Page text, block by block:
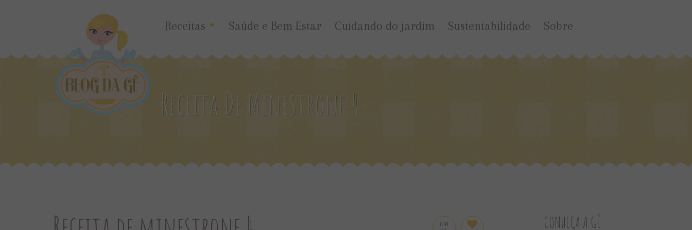
Receitas Saúde e Bem Estar Cuidando do jardim Sustentabilidade Sobre
Receita De Minestrone 4
JUN CONHEÇA A GÊ